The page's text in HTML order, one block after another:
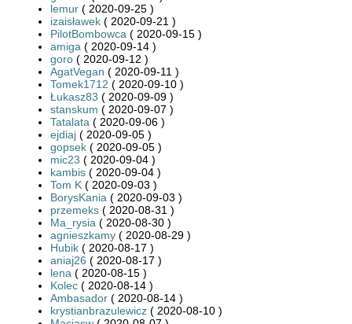
lemur ( 2020-09-25 )
izaisławek ( 2020-09-21 )
PilotBombowca ( 2020-09-15 )
amiga ( 2020-09-14 )
goro ( 2020-09-12 )
AgatVegan ( 2020-09-11 )
Tomek1712 ( 2020-09-10 )
Łukasz83 ( 2020-09-09 )
stanskum ( 2020-09-07 )
Tatalata ( 2020-09-06 )
ejdiaj ( 2020-09-05 )
gopsek ( 2020-09-05 )
mic23 ( 2020-09-04 )
kambis ( 2020-09-04 )
Tom K ( 2020-09-03 )
BorysKania ( 2020-09-03 )
przemeks ( 2020-08-31 )
Ma_rysia ( 2020-08-30 )
agnieszkamy ( 2020-08-29 )
Hubik ( 2020-08-17 )
aniaj26 ( 2020-08-17 )
lena ( 2020-08-15 )
Kolec ( 2020-08-14 )
Ambasador ( 2020-08-14 )
krystianbrazulewicz ( 2020-08-10 )